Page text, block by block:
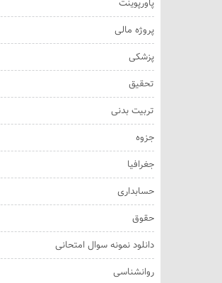
پروژه مالی
پزشکی
تحقیق
تربیت بدنی
جزوه
جغرافیا
حسابداری
حقوق
دانلود نمونه سوال امتحانی
روانشناسی